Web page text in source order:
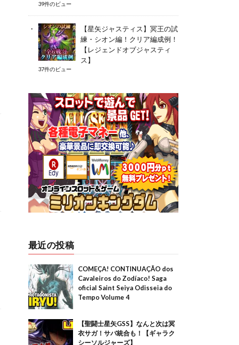
39件のビュー
【星矢ジャスティス】冥王の試
練・シオン編！クリア編成例！
【レジェンドオブジャスティ
ス】
37件のビュー
最近の投稿
COMEÇA! CONTINUAÇÃO dos
Cavaleiros do Zodíaco! Saga
oficial Saint Seiya Odisseia do
Tempo Volume 4
【聖闘士星矢GSS】なんと次は冥
衣サガ！サバ統合も！【ギャラク
シーソルジャーズ】